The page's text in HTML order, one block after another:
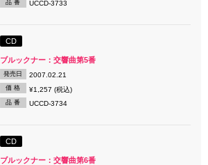
品 番 UCCD-3733
CD
ブルックナー：交響曲第5番
発売日 2007.02.21
価 格 ¥1,257 (税込)
品 番 UCCD-3734
CD
ブルックナー：交響曲第6番